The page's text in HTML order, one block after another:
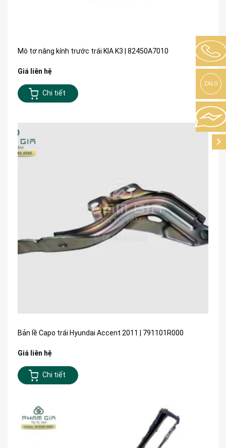
Mô tơ nâng kính trước trái KIA K3 | 82450A7010
Giá liên hệ
Chi tiết
Bản lề Capo trái Hyundai Accent 2011 | 791101R000
Giá liên hệ
Chi tiết
ZALO